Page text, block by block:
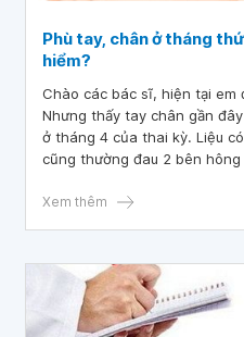
Phù tay, chân ở tháng
hiểm?
Chào các bác sĩ, hiện tại em
Nhưng thấy tay chân gần
ở tháng 4 của thai kỳ. Liệu
cũng thường đau 2 bên
Xem thêm